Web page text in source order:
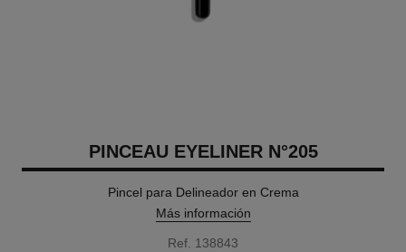
PINCEAU EYELINER N°205
Pincel para Delineador en Crema
Más información
Ref. 138843